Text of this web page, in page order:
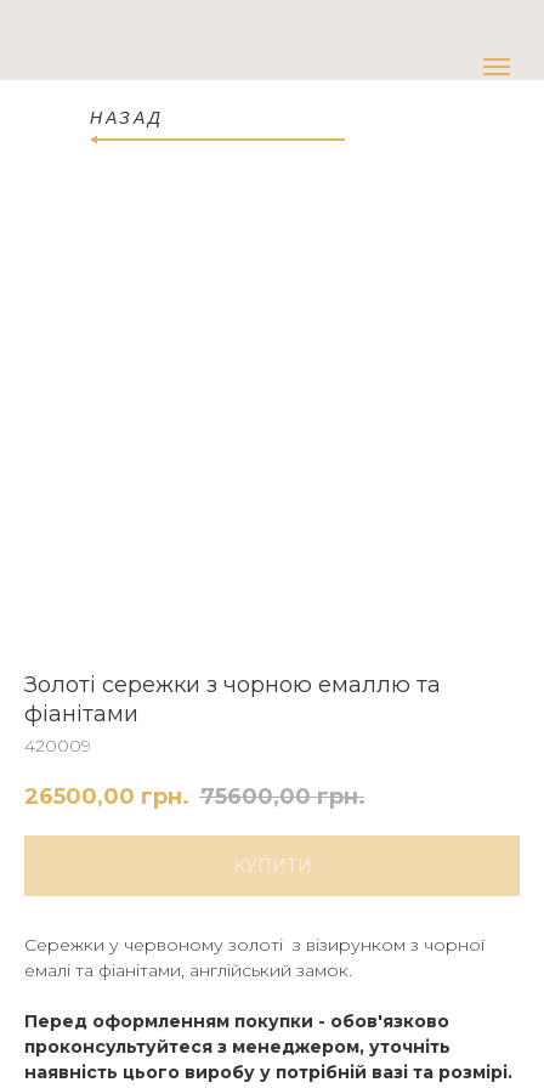
НАЗАД
Золоті сережки з чорною емаллю та
фіанітами
420009
26500,00 грн. 75600,00 грн.
КУПИТИ
Сережки у червоному золоті з візирунком з чорної
емалі та фіанітами, англійський замок.
Перед оформленням покупки - обов'язково
проконсультуйтеся з менеджером, уточніть
наявність цього виробу у потрібній вазі та розмірі.